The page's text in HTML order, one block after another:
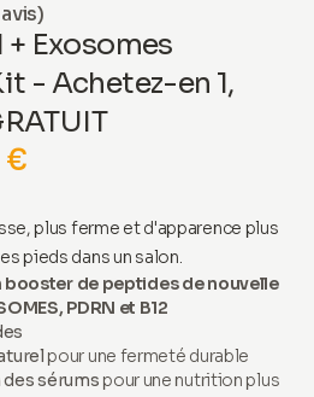
Exosomes
- Achetez-en 1,
€
plus ferme et d'apparence plus
pieds dans un salon.
booster de peptides de nouvelle
PDRN et B12
pour une fermeté durable
sérums pour une nutrition plus